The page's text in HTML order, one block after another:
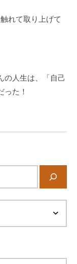
れて取り上げて
の人生は、「自己
った！